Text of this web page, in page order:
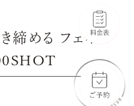
締める フェイス